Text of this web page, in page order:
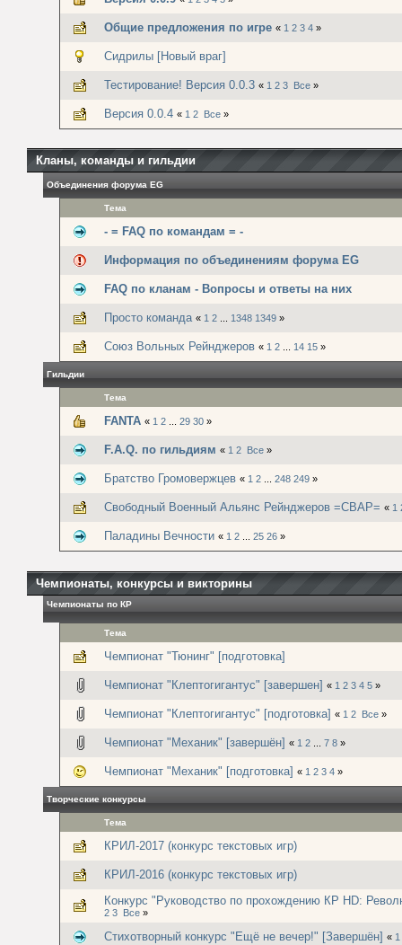
Общие предложения по игре « 1 2 3 4 »
Сидрилы [Новый враг]
Тестирование! Версия 0.0.3 « 1 2 3 Все »
Версия 0.0.4 « 1 2 Все »
Кланы, команды и гильдии
Объединения форума EG
Тема
- = FAQ по командам = -
Информация по объединениям форума EG
FAQ по кланам - Вопросы и ответы на них
Просто команда « 1 2 ... 1348 1349 »
Союз Вольных Рейнджеров « 1 2 ... 14 15 »
Гильдии
Тема
FANTA « 1 2 ... 29 30 »
F.A.Q. по гильдиям « 1 2 Все »
Братство Громовержцев « 1 2 ... 248 249 »
Свободный Военный Альянс Рейнджеров =СВАР= « 1
Паладины Вечности « 1 2 ... 25 26 »
Чемпионаты, конкурсы и викторины
Чемпионаты по КР
Тема
Чемпионат "Тюнинг" [подготовка]
Чемпионат "Клептогигантус" [завершен] « 1 2 3 4 5 »
Чемпионат "Клептогигантус" [подготовка] « 1 2 Все »
Чемпионат "Механик" [завершён] « 1 2 7 8 »
Чемпионат "Механик" [подготовка] « 1 2 3 4 »
Творческие конкурсы
Тема
КРИЛ-2017 (конкурс текстовых игр)
КРИЛ-2016 (конкурс текстовых игр)
Конкурс "Руководство по прохождению КР HD:
2 3 Все »
Стихотворный конкурс "Ещё не вечер!" [Завершён] « 1